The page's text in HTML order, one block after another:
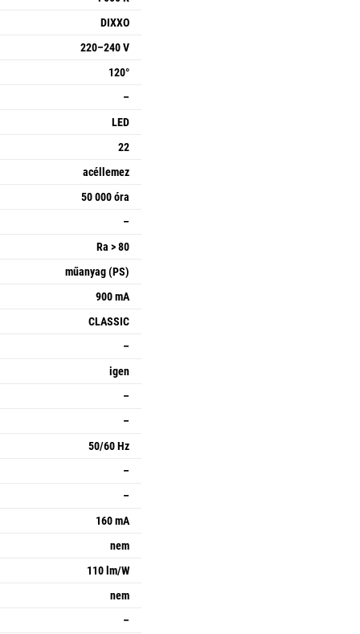
DIXXO
220–240 V
120°
–
LED
22
acéllemez
50 000 óra
–
Ra > 80
műanyag (PS)
900 mA
CLASSIC
–
igen
–
–
50/60 Hz
–
–
160 mA
nem
110 lm/W
nem
–